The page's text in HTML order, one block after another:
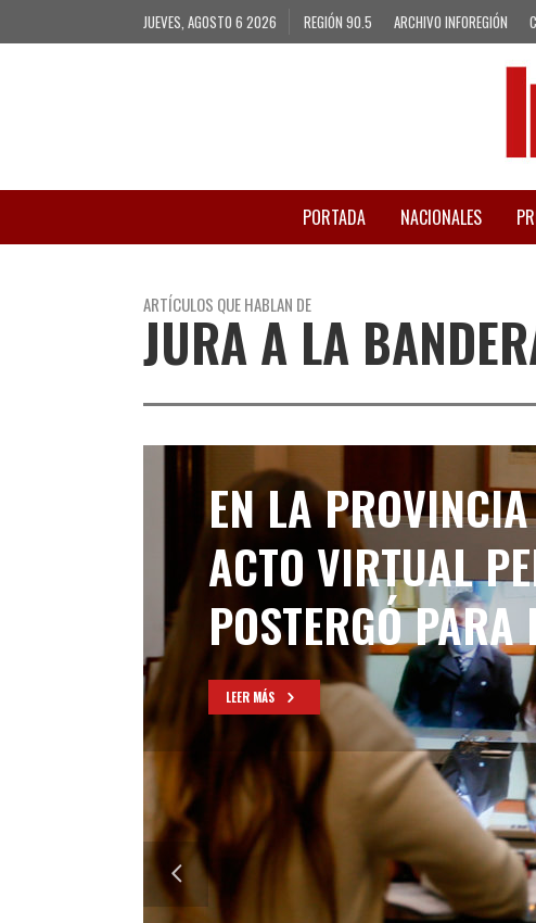
JUEVES, AGOSTO 6 2026 REGIÓN 90.5 ARCHIVO INFOREGIÓN
PORTADA NACIONALES
ARTÍCULOS QUE HABLAN DE
JURA A LA
EN LA
ACTO VIRTUAL
POSTERGÓ
LEER MÁS